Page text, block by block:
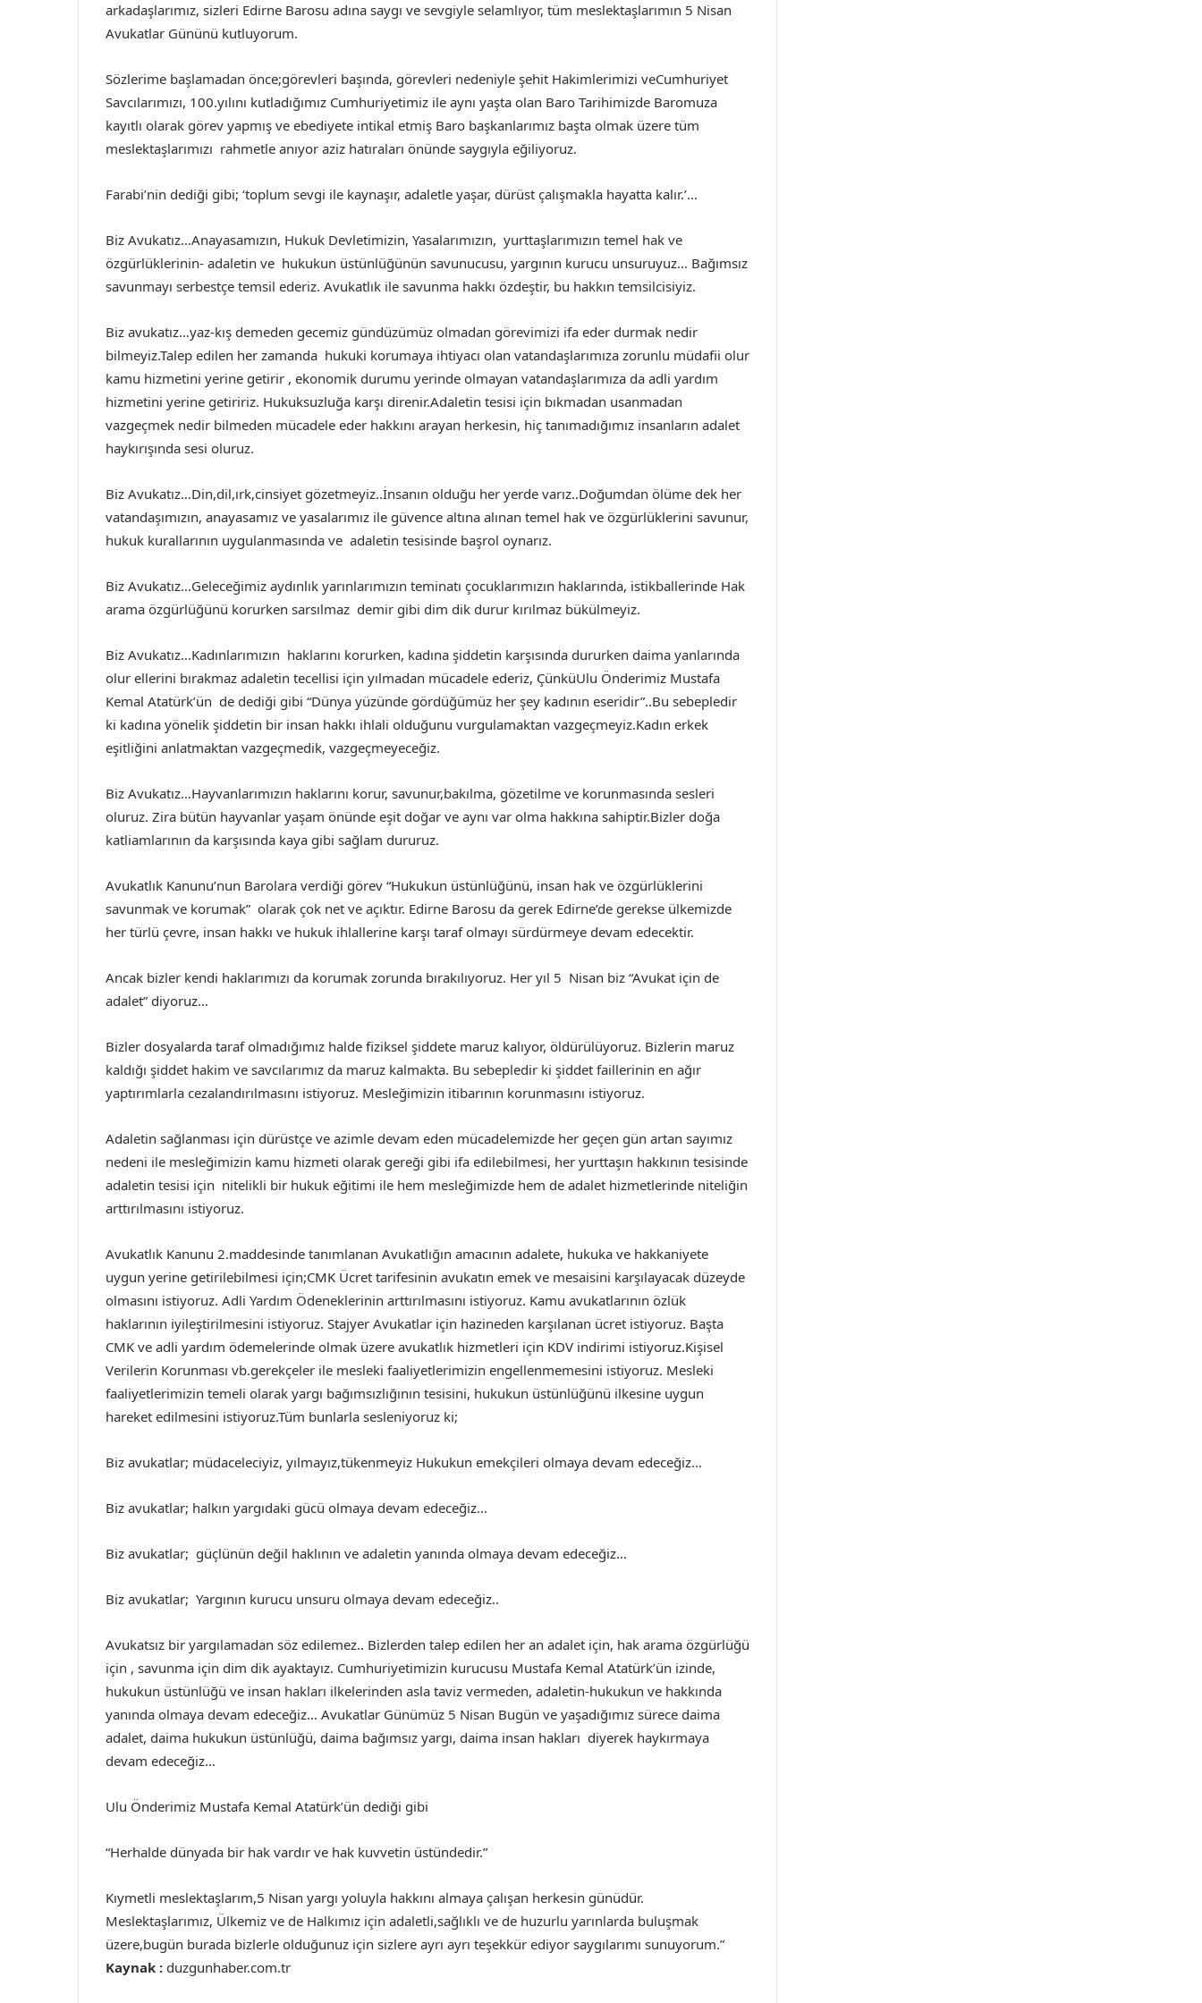
arkadaşlarımız, sizleri Edirne Barosu adına saygı ve sevgiyle selamlıyor, tüm meslektaşlarımın 5 Nisan
Avukatlar Gününü kutluyorum.
Sözlerime başlamadan önce;görevleri başında, görevleri nedeniyle şehit Hakimlerimizi veCumhuriyet
Savcılarımızı, 100.yılını kutladığımız Cumhuriyetimiz ile aynı yaşta olan Baro Tarihimizde Baromuza
kayıtlı olarak görev yapmış ve ebediyete intikal etmiş Baro başkanlarımız başta olmak üzere tüm
meslektaşlarımızı rahmetle anıyor aziz hatıraları önünde saygıyla eğiliyoruz.
Farabi’nin dediği gibi; ‘toplum sevgi ile kaynaşır, adaletle yaşar, dürüst çalışmakla hayatta kalır.’…
Biz Avukatız…Anayasamızın, Hukuk Devletimizin, Yasalarımızın, yurttaşlarımızın temel hak ve
özgürlüklerinin- adaletin ve hukukun üstünlüğünün savunucusu, yargının kurucu unsuruyuz… Bağımsız
savunmayı serbestçe temsil ederiz. Avukatlık ile savunma hakkı özdeştir, bu hakkın temsilcisiyiz.
Biz avukatız…yaz-kış demeden gecemiz gündüzümüz olmadan görevimizi ifa eder durmak nedir
bilmeyiz.Talep edilen her zamanda hukuki korumaya ihtiyacı olan vatandaşlarımıza zorunlu müdafii olur
kamu hizmetini yerine getirir , ekonomik durumu yerinde olmayan vatandaşlarımıza da adli yardım
hizmetini yerine getiririz. Hukuksuzluğa karşı direnir.Adaletin tesisi için bıkmadan usanmadan
vazgeçmek nedir bilmeden mücadele eder hakkını arayan herkesin, hiç tanımadığımız insanların adalet
haykırışında sesi oluruz.
Biz Avukatız…Din,dil,ırk,cinsiyet gözetmeyiz..İnsanın olduğu her yerde varız..Doğumdan ölüme dek her
vatandaşımızın, anayasamız ve yasalarımız ile güvence altına alınan temel hak ve özgürlüklerini savunur,
hukuk kurallarının uygulanmasında ve adaletin tesisinde başrol oynarız.
Biz Avukatız…Geleceğimiz aydınlık yarınlarımızın teminatı çocuklarımızın haklarında, istikballerinde Hak
arama özgürlüğünü korurken sarsılmaz demir gibi dim dik durur kırılmaz bükülmeyiz.
Biz Avukatız…Kadınlarımızın haklarını korurken, kadına şiddetin karşısında dururken daima yanlarında
olur ellerini bırakmaz adaletin tecellisi için yılmadan mücadele ederiz, ÇünküUlu Önderimiz Mustafa
Kemal Atatürk’ün de dediği gibi “Dünya yüzünde gördüğümüz her şey kadının eseridir”..Bu sebepledir
ki kadına yönelik şiddetin bir insan hakkı ihlali olduğunu vurgulamaktan vazgeçmeyiz.Kadın erkek
eşitliğini anlatmaktan vazgeçmedik, vazgeçmeyeceğiz.
Biz Avukatız…Hayvanlarımızın haklarını korur, savunur,bakılma, gözetilme ve korunmasında sesleri
oluruz. Zira bütün hayvanlar yaşam önünde eşit doğar ve aynı var olma hakkına sahiptir.Bizler doğa
katliamlarının da karşısında kaya gibi sağlam dururuz.
Avukatlık Kanunu’nun Barolara verdiği görev “Hukukun üstünlüğünü, insan hak ve özgürlüklerini
savunmak ve korumak” olarak çok net ve açıktır. Edirne Barosu da gerek Edirne’de gerekse ülkemizde
her türlü çevre, insan hakkı ve hukuk ihlallerine karşı taraf olmayı sürdürmeye devam edecektir.
Ancak bizler kendi haklarımızı da korumak zorunda bırakılıyoruz. Her yıl 5 Nisan biz “Avukat için de
adalet” diyoruz…
Bizler dosyalarda taraf olmadığımız halde fiziksel şiddete maruz kalıyor, öldürülüyoruz. Bizlerin maruz
kaldığı şiddet hakim ve savcılarımız da maruz kalmakta. Bu sebepledir ki şiddet faillerinin en ağır
yaptırımlarla cezalandırılmasını istiyoruz. Mesleğimizin itibarının korunmasını istiyoruz.
Adaletin sağlanması için dürüstçe ve azimle devam eden mücadelemizde her geçen gün artan sayımız
nedeni ile mesleğimizin kamu hizmeti olarak gereği gibi ifa edilebilmesi, her yurttaşın hakkının tesisinde
adaletin tesisi için nitelikli bir hukuk eğitimi ile hem mesleğimizde hem de adalet hizmetlerinde niteliğin
arttırılmasını istiyoruz.
Avukatlık Kanunu 2.maddesinde tanımlanan Avukatlığın amacının adalete, hukuka ve hakkaniyete
uygun yerine getirilebilmesi için;CMK Ücret tarifesinin avukatın emek ve mesaisini karşılayacak düzeyde
olmasını istiyoruz. Adli Yardım Ödeneklerinin arttırılmasını istiyoruz. Kamu avukatlarının özlük
haklarının iyileştirilmesini istiyoruz. Stajyer Avukatlar için hazineden karşılanan ücret istiyoruz. Başta
CMK ve adli yardım ödemelerinde olmak üzere avukatlık hizmetleri için KDV indirimi istiyoruz.Kişisel
Verilerin Korunması vb.gerekçeler ile mesleki faaliyetlerimizin engellenmemesini istiyoruz. Mesleki
faaliyetlerimizin temeli olarak yargı bağımsızlığının tesisini, hukukun üstünlüğünü ilkesine uygun
hareket edilmesini istiyoruz.Tüm bunlarla sesleniyoruz ki;
Biz avukatlar; müdaceleciyiz, yılmayız,tükenmeyiz Hukukun emekçileri olmaya devam edeceğiz…
Biz avukatlar; halkın yargıdaki gücü olmaya devam edeceğiz…
Biz avukatlar; güçlünün değil haklının ve adaletin yanında olmaya devam edeceğiz…
Biz avukatlar; Yargının kurucu unsuru olmaya devam edeceğiz..
Avukatsız bir yargılamadan söz edilemez.. Bizlerden talep edilen her an adalet için, hak arama özgürlüğü
için , savunma için dim dik ayaktayız. Cumhuriyetimizin kurucusu Mustafa Kemal Atatürk’ün izinde,
hukukun üstünlüğü ve insan hakları ilkelerinden asla taviz vermeden, adaletin-hukukun ve hakkında
yanında olmaya devam edeceğiz… Avukatlar Günümüz 5 Nisan Bugün ve yaşadığımız sürece daima
adalet, daima hukukun üstünlüğü, daima bağımsız yargı, daima insan hakları diyerek haykırmaya
devam edeceğiz…
Ulu Önderimiz Mustafa Kemal Atatürk’ün dediği gibi
“Herhalde dünyada bir hak vardır ve hak kuvvetin üstündedir.”
Kıymetli meslektaşlarım,5 Nisan yargı yoluyla hakkını almaya çalışan herkesin günüdür.
Meslektaşlarımız, Ülkemiz ve de Halkımız için adaletli,sağlıklı ve de huzurlu yarınlarda buluşmak
üzere,bugün burada bizlerle olduğunuz için sizlere ayrı ayrı teşekkür ediyor saygılarımı sunuyorum.”
Kaynak : duzgunhaber.com.tr